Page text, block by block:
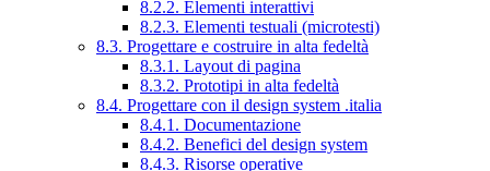
8.2.2. Elementi interattivi
8.2.3. Elementi testuali (microtesti)
8.3. Progettare e costruire in alta fedeltà
8.3.1. Layout di pagina
8.3.2. Prototipi in alta fedeltà
8.4. Progettare con il design system .italia
8.4.1. Documentazione
8.4.2. Benefici del design system
8.4.3. Risorse operative